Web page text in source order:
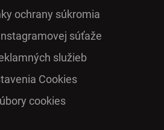
ochrany súkromia
sú­ťaže
služieb
Cookies
cookies